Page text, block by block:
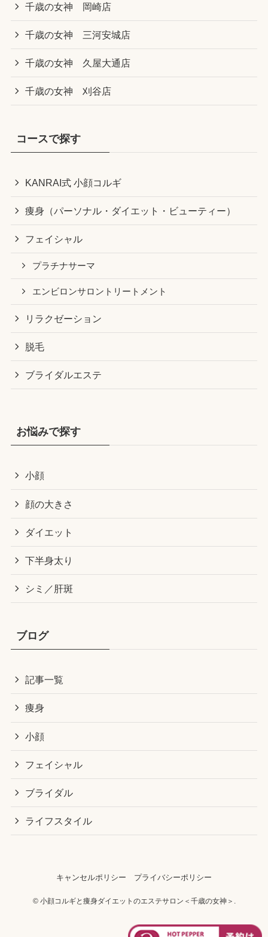
千歳の女神 岡崎店
千歳の女神 三河安城店
千歳の女神 久屋大通店
千歳の女神 刈谷店
コースで探す
KANRAI式 小顔コルギ
痩身（パーソナル・ダイエット・ビューティー）
フェイシャル
プラチナサーマ
エンビロンサロントリートメント
リラクゼーション
脱毛
ブライダルエステ
お悩みで探す
小顔
顔の大きさ
ダイエット
下半身太り
シミ／肝斑
ブログ
記事一覧
痩身
小顔
フェイシャル
ブライダル
ライフスタイル
キャンセルポリシー プライバシーポリシー
©小顔コルギと痩身ダイエットのエステサロン＜千歳の女神＞.